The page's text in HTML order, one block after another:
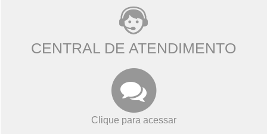
CENTRAL DE ATENDIMENTO
Clique para acessar